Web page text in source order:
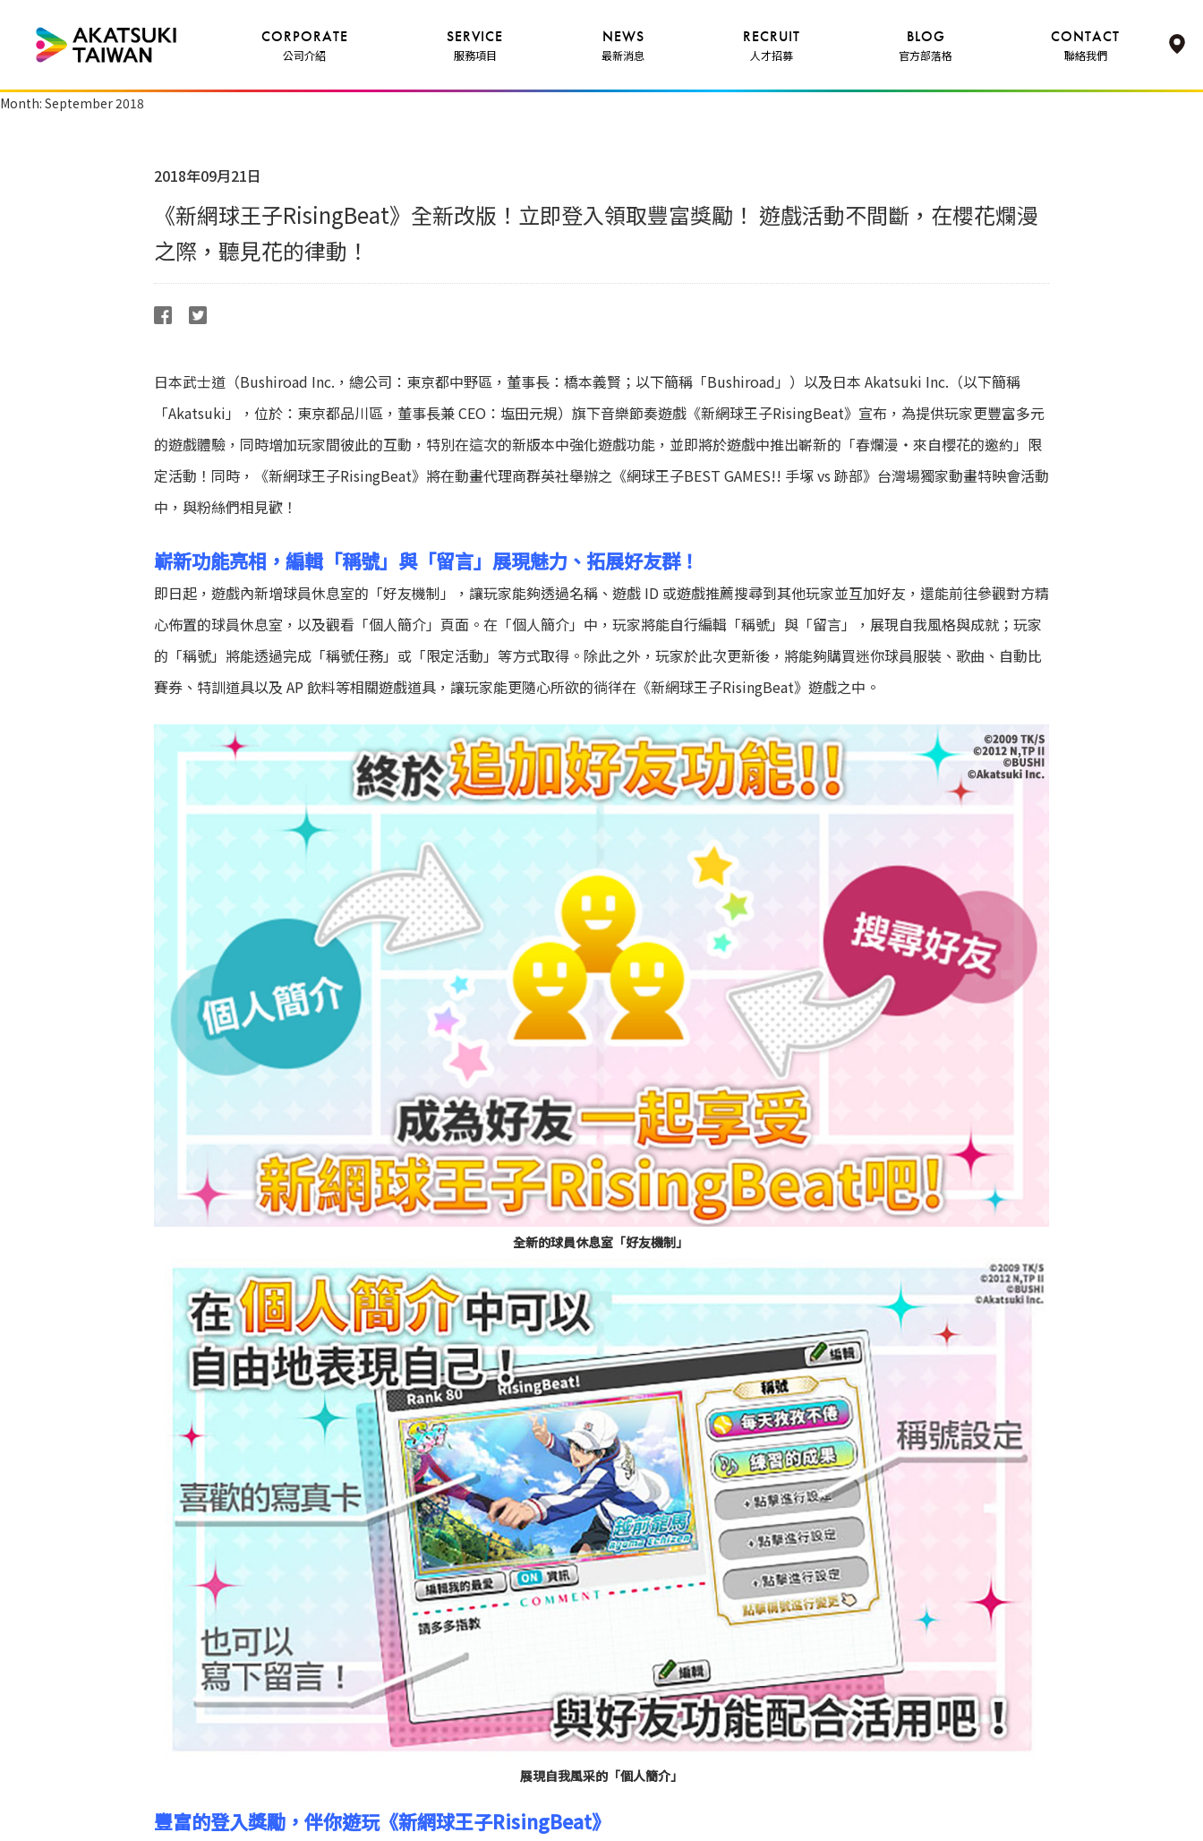
CORPORATE
公司介紹
SERVICE
服務項目
NEWS
最新消息
RECRUIT
人才招募
BLOG
官方部落格
CONTACT
聯絡我們
Month: September 2018
2018年09月21日
《新網球王子RisingBeat》全新改版！立即登入領取豐富獎勵！ 遊戲活動不間斷，在櫻花爛漫
之際，聽見花的律動！
日本武士道（Bushiroad Inc.，總公司：東京都中野區，董事長：橋本義賢；以下簡稱「Bushiroad」）以及日本 Akatsuki Inc.（以下簡稱
「Akatsuki」，位於：東京都品川區，董事長兼 CEO：塩田元規）旗下音樂節奏遊戲《新網球王子RisingBeat》宣布，為提供玩家更豐富多元
的遊戲體驗，同時增加玩家間彼此的互動，特別在這次的新版本中強化遊戲功能，並即將於遊戲中推出嶄新的「春爛漫・來自櫻花的邀約」限
定活動！同時，《新網球王子RisingBeat》將在動畫代理商群英社舉辦之《網球王子BEST GAMES!! 手塚 vs 跡部》台灣場獨家動畫特映會活動
中，與粉絲們相見歡！
嶄新功能亮相，編輯「稱號」與「留言」展現魅力、拓展好友群！
即日起，遊戲內新增球員休息室的「好友機制」，讓玩家能夠透過名稱、遊戲 ID 或遊戲推薦搜尋到其他玩家並互加好友，還能前往參觀對方精
心佈置的球員休息室，以及觀看「個人簡介」頁面。在「個人簡介」中，玩家將能自行編輯「稱號」與「留言」，展現自我風格與成就；玩家
的「稱號」將能透過完成「稱號任務」或「限定活動」等方式取得。除此之外，玩家於此次更新後，將能夠購買迷你球員服裝、歌曲、自動比
賽券、特訓道具以及 AP 飲料等相關遊戲道具，讓玩家能更隨心所欲的徜徉在《新網球王子RisingBeat》遊戲之中。
全新的球員休息室「好友機制」
展現自我風采的「個人簡介」
豐富的登入獎勵，伴你遊玩《新網球王子RisingBeat》